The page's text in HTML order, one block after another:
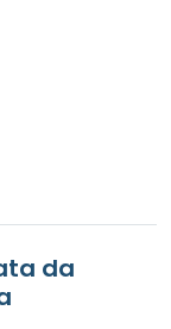
da